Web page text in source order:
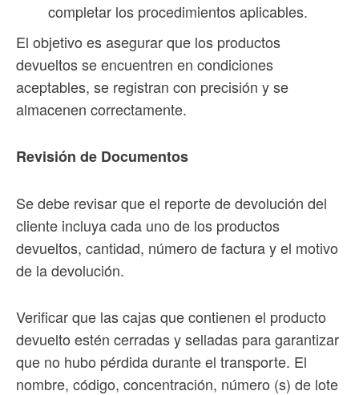
completar los procedimientos aplicables.
El objetivo es asegurar que los productos
devueltos se encuentren en condiciones
aceptables, se registran con precisión y se
almacenen correctamente.
Revisión de Documentos
Se debe revisar que el reporte de devolución del
cliente incluya cada uno de los productos
devueltos, cantidad, número de factura y el motivo
de la devolución.
Verificar que las cajas que contienen el producto
devuelto estén cerradas y selladas para garantizar
que no hubo pérdida durante el transporte. El
nombre, código, concentración, número (s) de lote